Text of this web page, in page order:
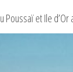
Poussaï et Ile d’Or